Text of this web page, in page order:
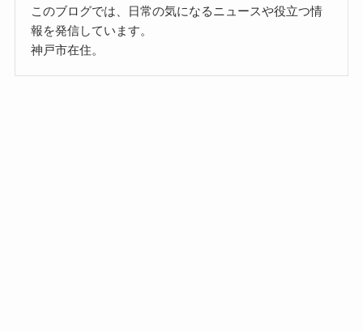
このブログでは、日常の気になるニュースや役立つ情
報を発信しています。
神戸市在住。